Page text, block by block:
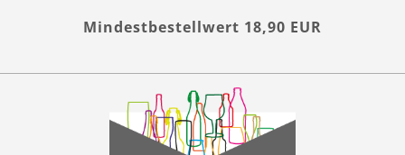
Mindestbestellwert 18,90 EUR